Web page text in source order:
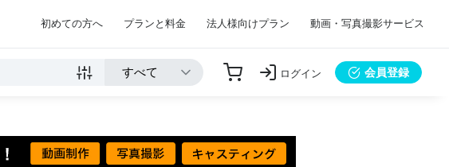
初めての方へ プランと料金 法人様向けプラン 動画・写真撮影サービス
ログイン 会員登録